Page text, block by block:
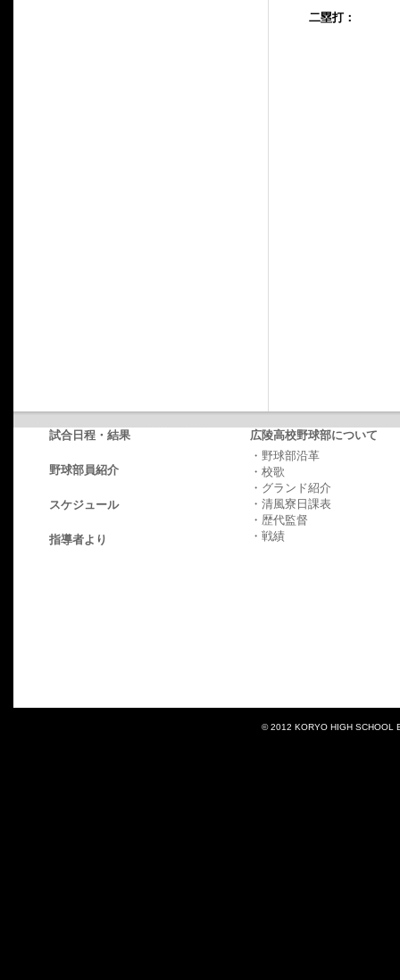
二塁打：
試合日程・結果
野球部員紹介
スケジュール
指導者より
広陵高校野球部について
・野球部沿革
・校歌
・グランド紹介
・清風寮日課表
・歴代監督
・戦績
© 2012 KORYO HIGH SCHOOL